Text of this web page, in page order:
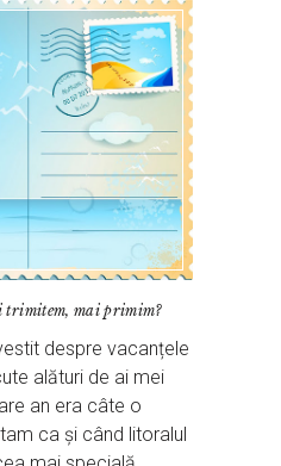
trimitem, mai primim?
despre vacanțele
alături de ai mei
an era câte o
ca și când litoralul